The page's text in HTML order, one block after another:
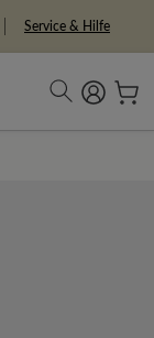
Service & Hilfe